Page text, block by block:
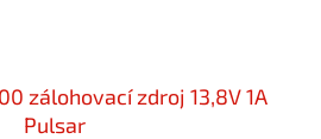
zálohovací zdroj 13,8V 1A
Pulsar